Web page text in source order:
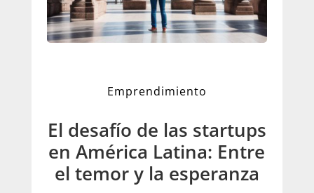
Emprendimiento
El desafío de las startups
en América Latina: Entre
el temor y la esperanza